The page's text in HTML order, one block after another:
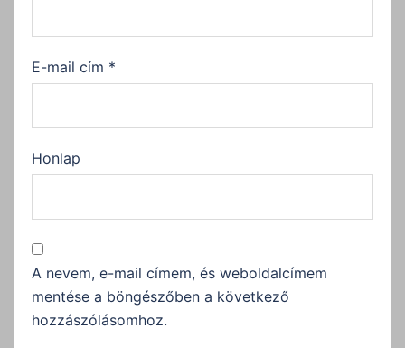
E-mail cím *
Honlap
A nevem, e-mail címem, és weboldalcímem
mentése a böngészőben a következő
hozzászólásomhoz.